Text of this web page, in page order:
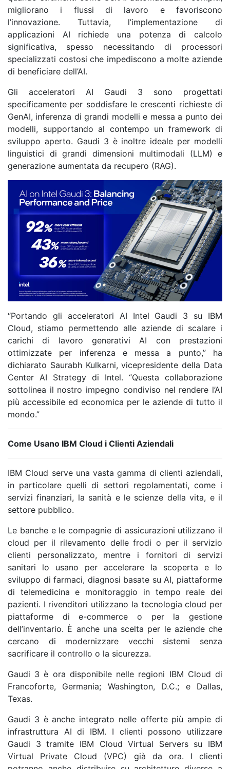
migliorano i flussi di lavoro e favoriscono
l’innovazione. Tuttavia, l’implementazione di
applicazioni AI richiede una potenza di calcolo
significativa, spesso necessitando di processori
specializzati costosi che impediscono a molte aziende
di beneficiare dell’AI.
Gli acceleratori AI Gaudi 3 sono progettati
specificamente per soddisfare le crescenti richieste di
GenAI, inferenza di grandi modelli e messa a punto dei
modelli, supportando al contempo un framework di
sviluppo aperto. Gaudi 3 è inoltre ideale per modelli
linguistici di grandi dimensioni multimodali (LLM) e
generazione aumentata da recupero (RAG).
“Portando gli acceleratori AI Intel Gaudi 3 su IBM
Cloud, stiamo permettendo alle aziende di scalare i
carichi di lavoro generativi AI con prestazioni
ottimizzate per inferenza e messa a punto,” ha
dichiarato Saurabh Kulkarni, vicepresidente della Data
Center AI Strategy di Intel. “Questa collaborazione
sottolinea il nostro impegno condiviso nel rendere l’AI
più accessibile ed economica per le aziende di tutto il
mondo.”
Come Usano IBM Cloud i Clienti Aziendali
IBM Cloud serve una vasta gamma di clienti aziendali,
in particolare quelli di settori regolamentati, come i
servizi finanziari, la sanità e le scienze della vita, e il
settore pubblico.
Le banche e le compagnie di assicurazioni utilizzano il
cloud per il rilevamento delle frodi o per il servizio
clienti personalizzato, mentre i fornitori di servizi
sanitari lo usano per accelerare la scoperta e lo
sviluppo di farmaci, diagnosi basate su AI, piattaforme
di telemedicina e monitoraggio in tempo reale dei
pazienti. I rivenditori utilizzano la tecnologia cloud per
piattaforme di e-commerce o per la gestione
dell’inventario. È anche una scelta per le aziende che
cercano di modernizzare vecchi sistemi senza
sacrificare il controllo o la sicurezza.
Gaudi 3 è ora disponibile nelle regioni IBM Cloud di
Francoforte, Germania; Washington, D.C.; e Dallas,
Texas.
Gaudi 3 è anche integrato nelle offerte più ampie di
infrastruttura AI di IBM. I clienti possono utilizzare
Gaudi 3 tramite IBM Cloud Virtual Servers su IBM
Virtual Private Cloud (VPC) già da ora. I clienti